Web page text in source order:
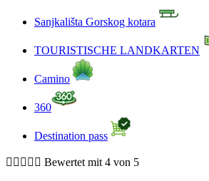
Sanjkališta Gorskog kotara
TOURISTISCHE LANDKARTEN
Camino
360
Destination pass
     Bewertet mit 4 von 5